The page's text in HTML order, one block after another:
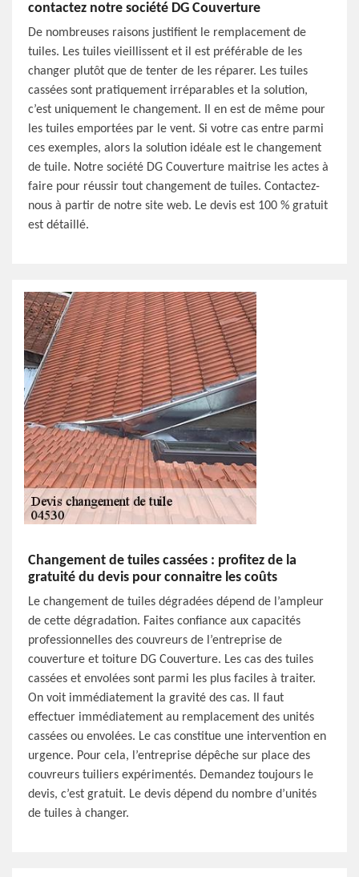
contactez notre société DG Couverture
De nombreuses raisons justifient le remplacement de
tuiles. Les tuiles vieillissent et il est préférable de les
changer plutôt que de tenter de les réparer. Les tuiles
cassées sont pratiquement irréparables et la solution,
c’est uniquement le changement. Il en est de même pour
les tuiles emportées par le vent. Si votre cas entre parmi
ces exemples, alors la solution idéale est le changement
de tuile. Notre société DG Couverture maitrise les actes à
faire pour réussir tout changement de tuiles. Contactez-
nous à partir de notre site web. Le devis est 100 % gratuit
est détaillé.
Changement de tuiles cassées : profitez de la
gratuité du devis pour connaitre les coûts
Le changement de tuiles dégradées dépend de l’ampleur
de cette dégradation. Faites confiance aux capacités
professionnelles des couvreurs de l’entreprise de
couverture et toiture DG Couverture. Les cas des tuiles
cassées et envolées sont parmi les plus faciles à traiter.
On voit immédiatement la gravité des cas. Il faut
effectuer immédiatement au remplacement des unités
cassées ou envolées. Le cas constitue une intervention en
urgence. Pour cela, l’entreprise dépêche sur place des
couvreurs tuiliers expérimentés. Demandez toujours le
devis, c’est gratuit. Le devis dépend du nombre d’unités
de tuiles à changer.